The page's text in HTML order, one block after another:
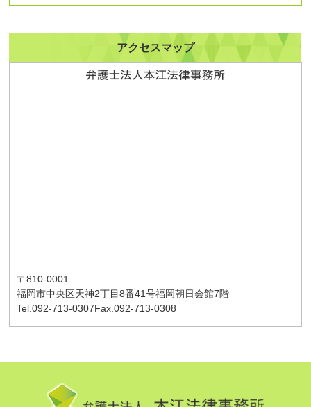
アクセスマップ
〒810-0001
福岡市中央区天神2丁目8番41号福岡朝日会館7階
Tel.092-713-0307Fax.092-713-0308